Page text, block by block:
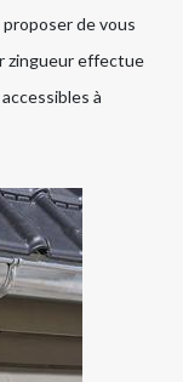
de vous
zingueur effectue
à